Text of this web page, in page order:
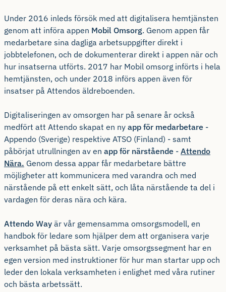
Under 2016 inleds försök med att digitalisera hemtjänsten
genom att införa appen Mobil Omsorg. Genom appen får
medarbetare sina dagliga arbetsuppgifter direkt i
jobbtelefonen, och de dokumenterar direkt i appen när och
hur insatserna utförts. 2017 har Mobil omsorg införts i hela
hemtjänsten, och under 2018 införs appen även för
insatser på Attendos äldreboenden.
Digitaliseringen av omsorgen har på senare år också
medfört att Attendo skapat en ny app för medarbetare -
Appendo (Sverige) respektive ATSO (Finland) - samt
påbörjat utrullningen av en app för närstående - Attendo
Nära. Genom dessa appar får medarbetare bättre
möjligheter att kommunicera med varandra och med
närstående på ett enkelt sätt, och låta närstående ta del i
vardagen för deras nära och kära.
Attendo Way är vår gemensamma omsorgsmodell, en
handbok för ledare som hjälper dem att organisera varje
verksamhet på bästa sätt. Varje omsorgssegment har en
egen version med instruktioner för hur man startar upp och
leder den lokala verksamheten i enlighet med våra rutiner
och bästa arbetssätt.